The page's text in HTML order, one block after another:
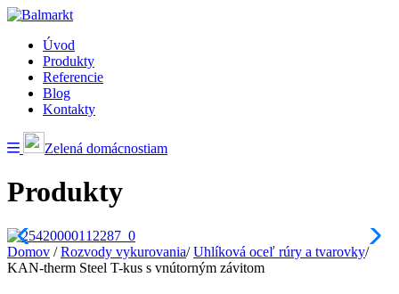
Úvod
Produkty
Referencie
Blog
Kontakty
Zelená domácnostiam
Produkty
Domov / Rozvody vykurovania/ Uhlíková oceľ rúry a tvarovky/
KAN-therm Steel T-kus s vnútorným závitom